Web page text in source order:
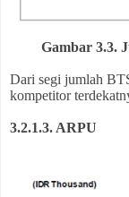
Gambar 3.3.
Dari segi jumlah
kompetitor
3.2.1.3. ARPU